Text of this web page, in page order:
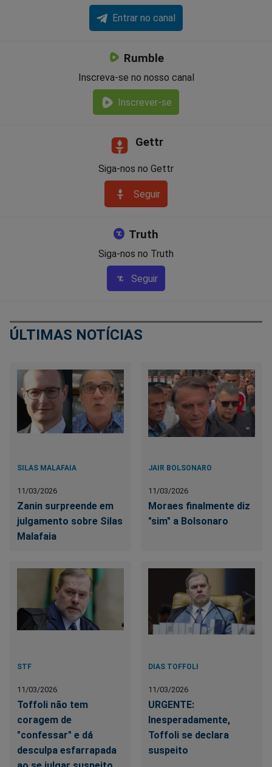
Entrar no canal
Rumble
Inscreva-se no nosso canal
Inscrever-se
Gettr
Siga-nos no Gettr
Seguir
Truth
Siga-nos no Truth
Seguir
ÚLTIMAS NOTÍCIAS
SILAS MALAFAIA
11/03/2026
Zanin surpreende em
julgamento sobre Silas
Malafaia
JAIR BOLSONARO
11/03/2026
Moraes finalmente diz
"sim" a Bolsonaro
STF
11/03/2026
Toffoli não tem
coragem de
"confessar" e dá
desculpa esfarrapada
DIAS TOFFOLI
11/03/2026
URGENTE:
Inesperadamente,
Toffoli se declara
suspeito